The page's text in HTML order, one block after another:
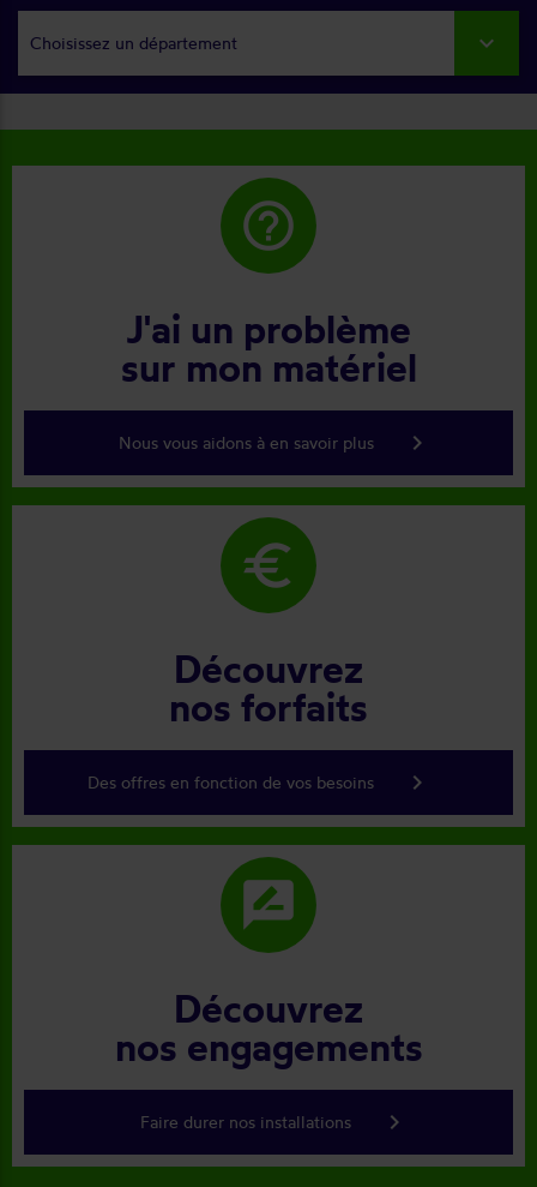
Choisissez un département
help_outline
J'ai un problème
sur mon matériel
Nous vous aidons à en savoir plus keyboard_arrow_right
euro
Découvrez
nos forfaits
Des offres en fonction de vos besoins keyboard_arrow_right
rate_review
Découvrez
nos engagements
Faire durer nos installations keyboard_arrow_right